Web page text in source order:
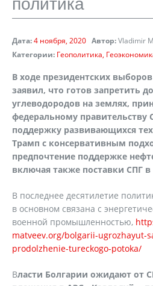
политика
Дата:4 ноября, 2020 Автор:Vladimir
Категории: Геополитика
В ходе президентских
заявил, что готов запретить
углеводородов на землях,
федеральному правительству
поддержку развивающихся
Трамп с консервативным
предпочтение поддержке
включая также поставки СПГ в
В последнее десятилетие
в основном связана с
военной промышленностью,
matveev.org/bolgarii-ugrozhayut-
prodolzhenie-tureckogo-potoka/
Власти Болгарии ожидают от